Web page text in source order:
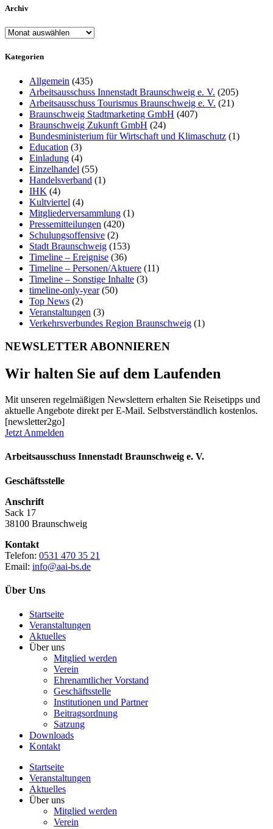
Archiv
Archiv
Kategorien
Allgemein (435)
Arbeitsausschuss Innenstadt Braunschweig e. V. (205)
Arbeitsausschuss Tourismus Braunschweig e. V. (21)
Braunschweig Stadtmarketing GmbH (407)
Braunschweig Zukunft GmbH (24)
Bundesministerium für Wirtschaft und Klimaschutz (1)
Education (3)
Einladung (4)
Einzelhandel (55)
Handelsverband (1)
IHK (4)
Kultviertel (4)
Mitgliederversammlung (1)
Pressemitteilungen (420)
Schulungsoffensive (2)
Stadt Braunschweig (153)
Timeline – Ereignise (36)
Timeline – Personen/Aktuere (11)
Timeline – Sonstige Inhalte (3)
timeline-only-year(50)
Top News (2)
Veranstaltungen (3)
Verkehrsverbundes Region Braunschweig (1)
NEWSLETTER ABONNIEREN
Wir halten Sie auf dem Laufenden
Mit unseren regelmäßigen Newslettern erhalten Sie Reisetipps und
aktuelle Angebote direkt per E-Mail. Selbstverständlich kostenlos.
[newsletter2go]
Jetzt Anmelden
Arbeitsausschuss Innenstadt Braunschweig e. V.
Geschäftsstelle
Anschrift
Sack 17
38100 Braunschweig
Kontakt
Telefon: 0531 470 35 21
Email: info@aai-bs.de
Über Uns
Startseite
Veranstaltungen
Aktuelles
Über uns
Mitglied werden
Verein
Ehrenamtlicher Vorstand
Geschäftsstelle
Institutionen und Partner
Beitragsordnung
Satzung
Downloads
Kontakt
Startseite
Veranstaltungen
Aktuelles
Über uns
Mitglied werden
Verein